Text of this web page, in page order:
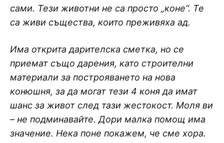
сами. Тези животни не са просто „коне“. Те
са живи същества, които преживяха ад.
Има открита дарителска сметка, но се
приемат също дарения, като строителни
материали за построяването на нова
конюшня, за да могат тези 4 коня да имат
шанс за живот след тази жестокост. Моля ви
– не подминавайте. Дори малка помощ има
значение. Нека поне покажем, че сме хора.